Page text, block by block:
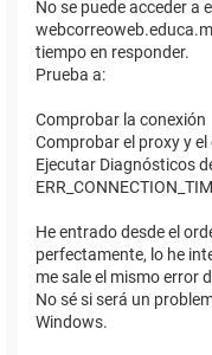
No se puede acceder a
tiempo en responder.
Prueba a:
Comprobar la conexión
Comprobar el proxy y
Ejecutar Diagnósticos
He entrado desde el
perfectamente, lo he
me sale el mismo error
No sé si será un
Windows.